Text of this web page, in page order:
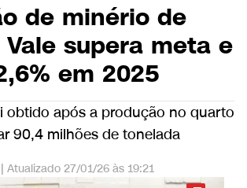
de minério de
supera meta e
em 2025
obtido após a produção no quarto
90,4 milhões de tonelada
| Atualizado 27/01/26 às 19:21